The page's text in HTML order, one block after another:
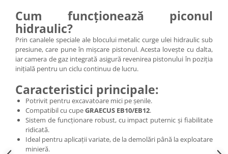
Cum funcționează piconul
hidraulic?
Prin canalele speciale ale blocului metalic curge ulei hidraulic sub
presiune, care pune în mișcare pistonul. Acesta lovește cu dalta,
iar camera de gaz integrată asigură revenirea pistonului în poziția
inițială pentru un ciclu continuu de lucru.
Caracteristici principale:
Potrivit pentru excavatoare mici pe șenile.
Compatibil cu cupeGRAECUS EB10/EB12.
Sistem de funcționare robust, cu impact puternic și fiabilitate
ridicată.
Ideal pentru aplicații variate, de la demolări până la exploatare
minieră.